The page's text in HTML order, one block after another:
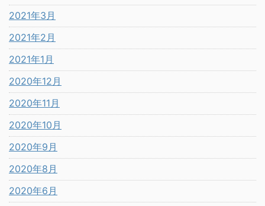
2021年3月
2021年2月
2021年1月
2020年12月
2020年11月
2020年10月
2020年9月
2020年8月
2020年6月